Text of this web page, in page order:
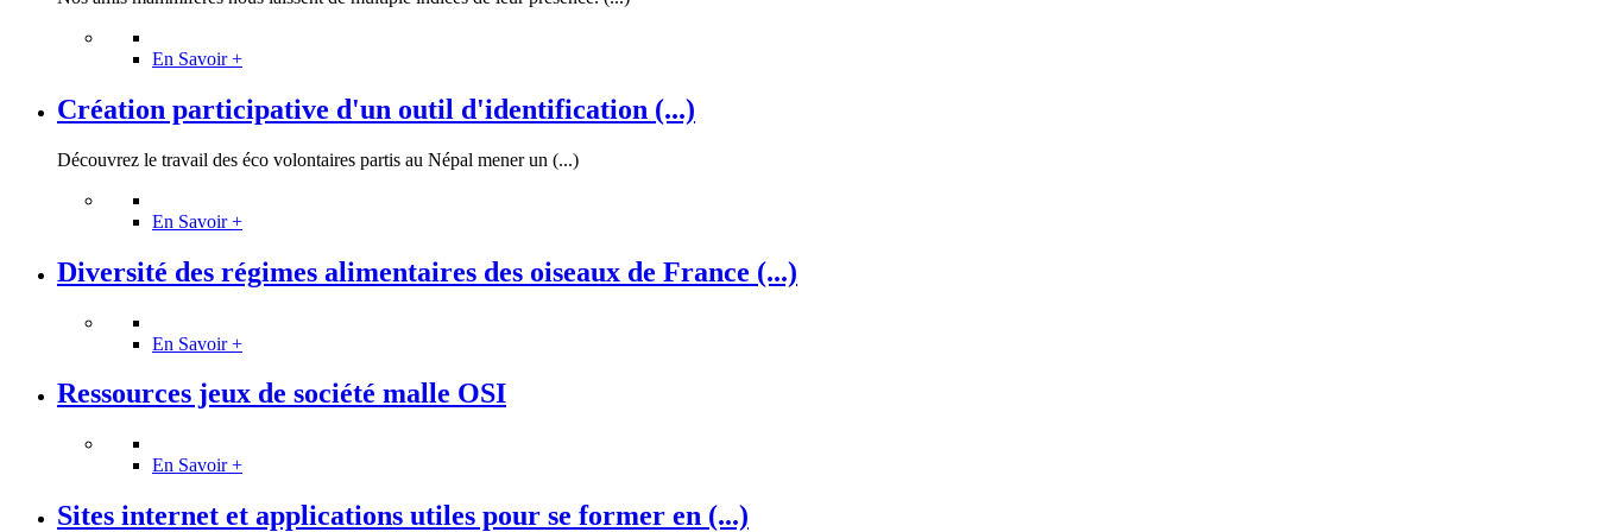
En Savoir +
Création participative d'un outil d'identification (...)
Découvrez le travail des éco volontaires partis au Népal mener un (...)
En Savoir +
Diversité des régimes alimentaires des oiseaux de France (...)
En Savoir +
Ressources jeux de société malle OSI
En Savoir +
Sites internet et applications utiles pour se former en (...)